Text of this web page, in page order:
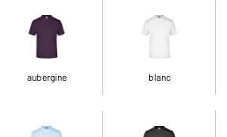
aubergine blanc